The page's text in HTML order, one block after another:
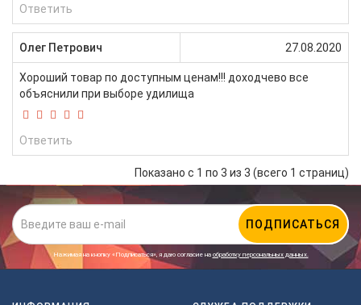
Ответить
Олег Петрович 27.08.2020
Хороший товар по доступным ценам!!! доходчево все
объяснили при выборе удилища
Ответить
Показано с 1 по 3 из 3 (всего 1 страниц)
ПОДПИСАТЬСЯ
Нажимая на кнопку «Подписаться», я даю cогласие на обработку персональных данных.